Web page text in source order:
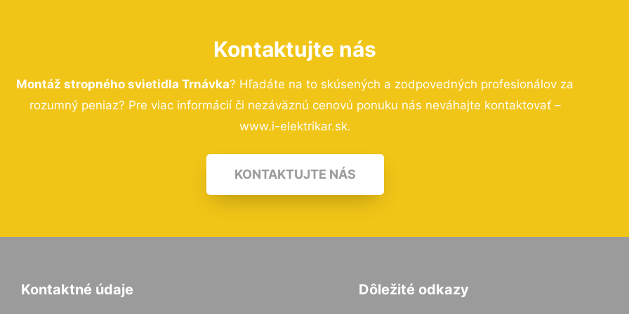
Kontaktujte nás
Montáž stropného svietidla Trnávka? Hľadáte na to skúsených a zodpovedných profesionálov za
rozumný peniaz? Pre viac informácií či nezáväznú cenovú ponuku nás neváhajte kontaktovať –
www.i-elektrikar.sk.
KONTAKTUJTE NÁS
Kontaktné údaje Dôležité odkazy